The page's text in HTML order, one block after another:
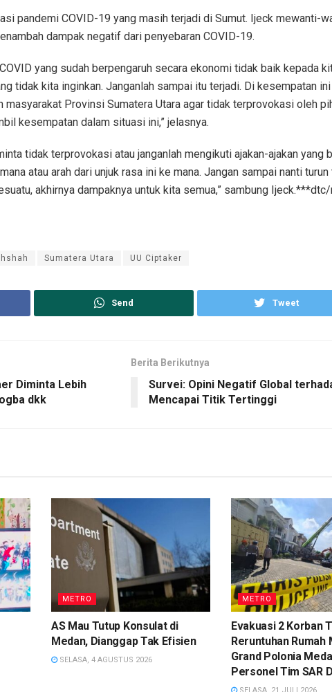
pandemi COVID-19 yang masih terjadi di Sumut. Ijeck mewanti-
dampak negatif dari penyebaran COVID-19.
yang sudah berpengaruh secara ekonomi tidak baik kepada
tidak kita inginkan. Janganlah sampai itu terjadi. Di kesempatan
masyarakat Provinsi Sumatera Utara agar tidak terprovokasi oleh
kesempatan dalam situasi ini,” jelasnya.
tidak terprovokasi atau janganlah mengikuti ajakan-ajakan yang
atau arah dari unjuk rasa ini ke mana. Jangan sampai nanti
akhirnya dampaknya untuk kita semua,” sambung
Sumatera Utara UU Ciptaker
Send Tweet
Diminta Lebih
dkk
Berita Berikutnya
Survei: Opini Negatif Global
Mencapai Titik Tertinggi
METRO
AS Mau Tutup Konsulat di
Medan, Dianggap Tak Efisien
SELASA, 4 AGUSTUS 2026
METRO
Evakuasi 2 Korban
Reruntuhan Rumah
Grand Polonia
Personel Tim SAR